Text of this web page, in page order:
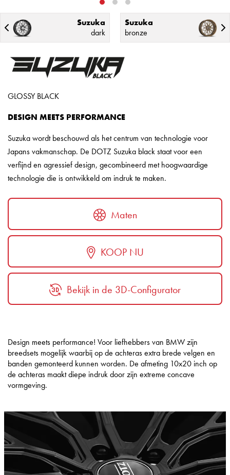
Suzuka
dark
Suzuka
bronze
GLOSSY BLACK
DESIGN MEETS PERFORMANCE
Suzuka wordt beschouwd als het centrum van technologie voor
Japans vakmanschap. De DOTZ Suzuka black staat voor een
verfijnd en agressief design, gecombineerd met hoogwaardige
technologie die is ontwikkeld om indruk te maken.
Maten
KOOP NU
Bekijk in de 3D-Configurator
Design meets performance! Voor liefhebbers van BMW zijn
breedsets mogelijk waarbij op de achteras extra brede velgen en
banden gemonteerd kunnen worden. De afmeting 10x20 inch op
de achteras maakt diepe indruk door zijn extreme concave
vormgeving.